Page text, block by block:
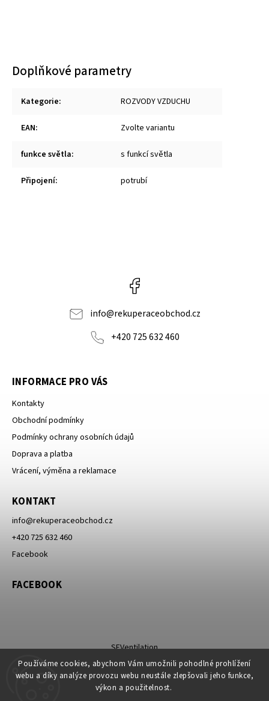
Používáme cookies, abychom Vám umožnili pohodlné prohlížení
webu a díky analýze provozu webu neustále zlepšovali jeho funkce,
výkon a použitelnost.
Doplňkové parametry
Kategorie: ROZVODY VZDUCHU
EAN: Zvolte variantu
funkce světla: s funkcí světla
Připojení: potrubí
info@rekuperaceobchod.cz
+420 725 632 460
INFORMACE PRO VÁS
Kontakty
Obchodní podmínky
Podmínky ochrany osobních údajů
Doprava a platba
Vrácení, výměna a reklamace
KONTAKT
info@rekuperaceobchod.cz
+420 725 632 460
Facebook
FACEBOOK
SEVentilation